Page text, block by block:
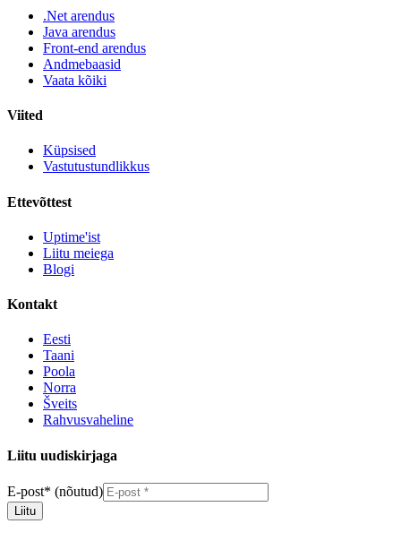
.Net arendus
Java arendus
Front-end arendus
Andmebaasid
Vaata kõiki
Viited
Küpsised
Vastutustundlikkus
Ettevõttest
Uptime'ist
Liitu meiega
Blogi
Kontakt
Eesti
Taani
Poola
Norra
Šveits
Rahvusvaheline
Liitu uudiskirjaga
E-post* (nõutud)
Liitu